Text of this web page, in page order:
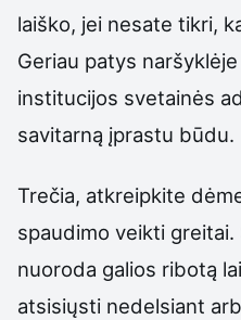
laiško, jei nesate tikri,
Geriau patys
institucijos svetainės
savitarną įprastu būdu.
Trečia, atkreipkite
spaudimo veikti greitai.
nuoroda galios ribotą
atsisiųsti nedelsiant